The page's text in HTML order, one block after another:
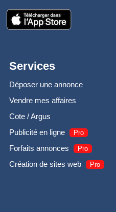
Services
Déposer une annonce
Vendre mes affaires
Cote / Argus
Publicité en ligne
Pro
Forfaits annonces Pro
Création de sites web Pro